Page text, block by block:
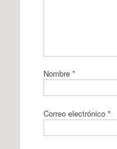
Nombre *
Correo electrónico *